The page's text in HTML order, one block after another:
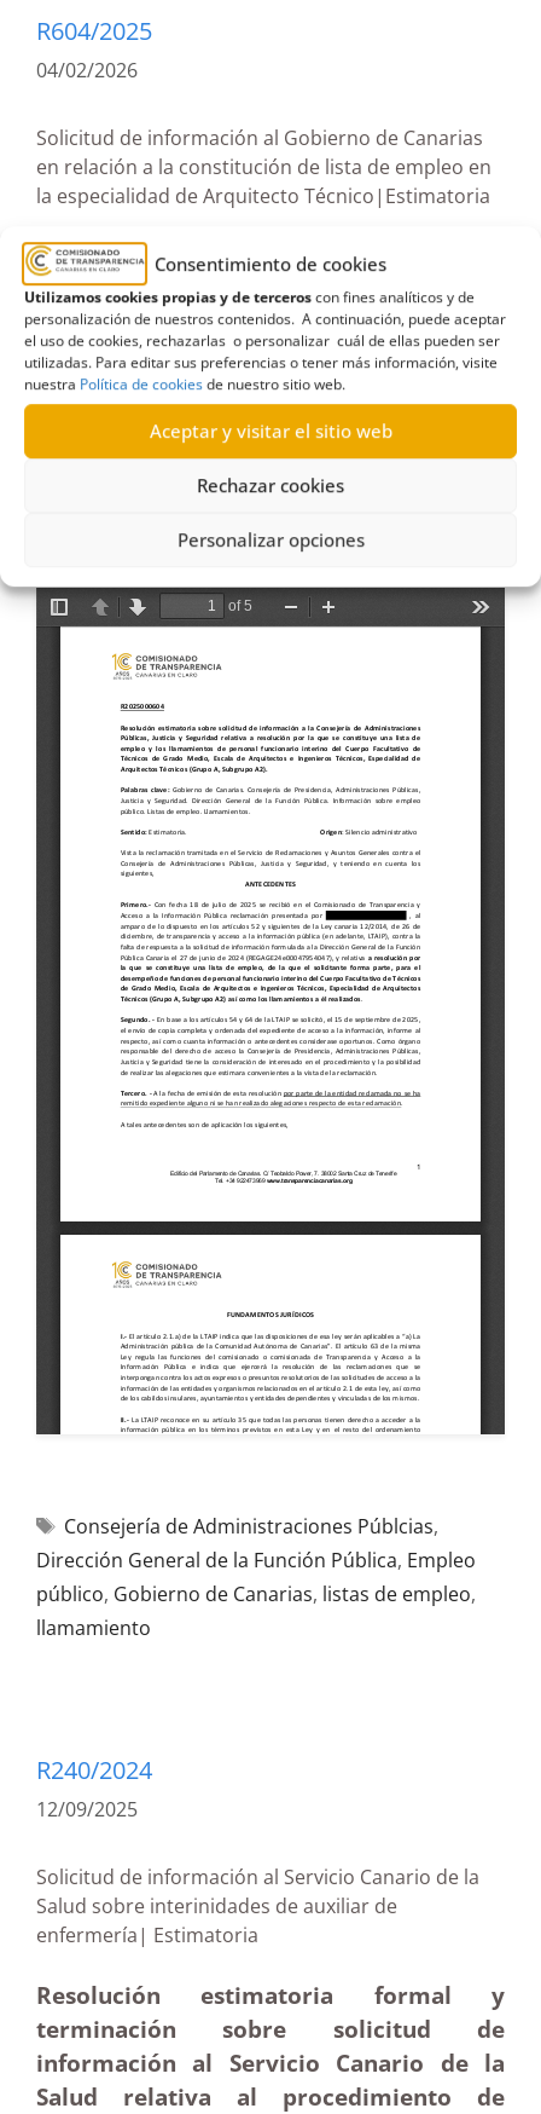
Consentimiento de cookies
Utilizamos cookies propias y de terceroscon fines analíticos y de
personalización de nuestros contenidos. A continuación, puede aceptar
el uso de cookies, rechazarlas o personalizar cuál de ellas pueden ser
utilizadas. Para editar sus preferencias o tener más información, visite
nuestra Política de cookiesde nuestro sitio web.
Aceptar y visitar el sitio web
Rechazar cookies
Personalizar opciones
R604/2025
04/02/2026
Solicitud de información al Gobierno de Canarias
en relación a la constitución de lista de empleo en
la especialidad de Arquitecto Técnico|Estimatoria
Resolución estimatoria sobre solicitud de
información a la Consejería de Administraciones
Públicas, Justicia y Seguridad relativa a
resolución por la que se constituye una lista de
empleo y los llamamientos de personal
funcionario interino del Cuerpo Facultativo de
Técnicos de Grado Medio, Escala de Arquitectos
e Ingenieros Técnicos, Especialidad de
Consejería de Administraciones Públcias,
Dirección General de la Función Pública, Empleo
público, Gobierno de Canarias, listas de empleo,
llamamiento
R240/2024
12/09/2025
Solicitud de información al Servicio Canario de la
Salud sobre interinidades de auxiliar de
enfermería| Estimatoria
Resolución estimatoria formal y
terminación sobre solicitud de
información al Servicio Canario de la
Salud relativa al procedimiento de